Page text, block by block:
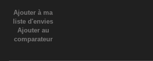
Ajouter à ma
liste d'envies
Ajouter au
comparateur